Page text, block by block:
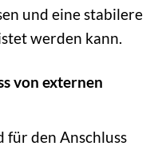
und eine stabilere
werden kann.
von externen
für den Anschluss